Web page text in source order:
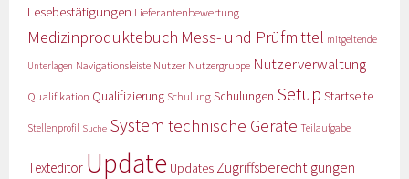
Lesebestätigungen Lieferantenbewertung
Medizinproduktebuch Mess- und Prüfmittel mitgeltende
Unterlagen Navigationsleiste Nutzer Nutzergruppe Nutzerverwaltung
Qualifikation Qualifizierung Schulung Schulungen Setup Startseite
Stellenprofil Suche System technische Geräte Teilaufgabe
Texteditor Update Updates Zugriffsberechtigungen